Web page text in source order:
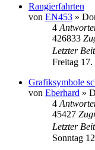
Rangierfahrten
von EN453 »
4
426833
Letzter
Freitag 17.
Grafiksymbole
von Eberhard »
4
45427
Letzter
Sonntag